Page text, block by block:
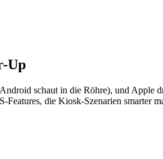
Up
schaut in die Röhre), und Apple
die Kiosk-Szenarien smarter